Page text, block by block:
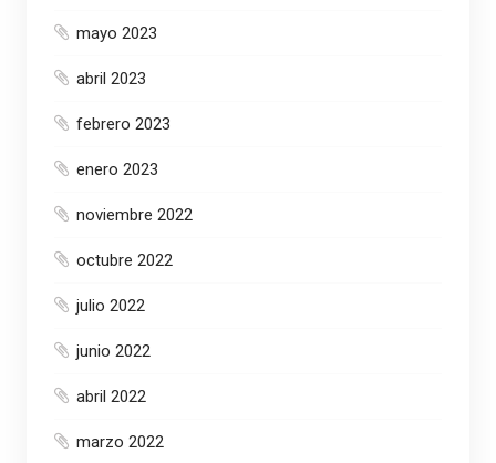
mayo 2023
abril 2023
febrero 2023
enero 2023
noviembre 2022
octubre 2022
julio 2022
junio 2022
abril 2022
marzo 2022